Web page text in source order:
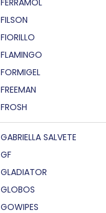
FILSON
FIORILLO
FLAMINGO
FORMIGEL
FREEMAN
FROSH
GABRIELLA SALVETE
GF
GLADIATOR
GLOBOS
GOWIPES